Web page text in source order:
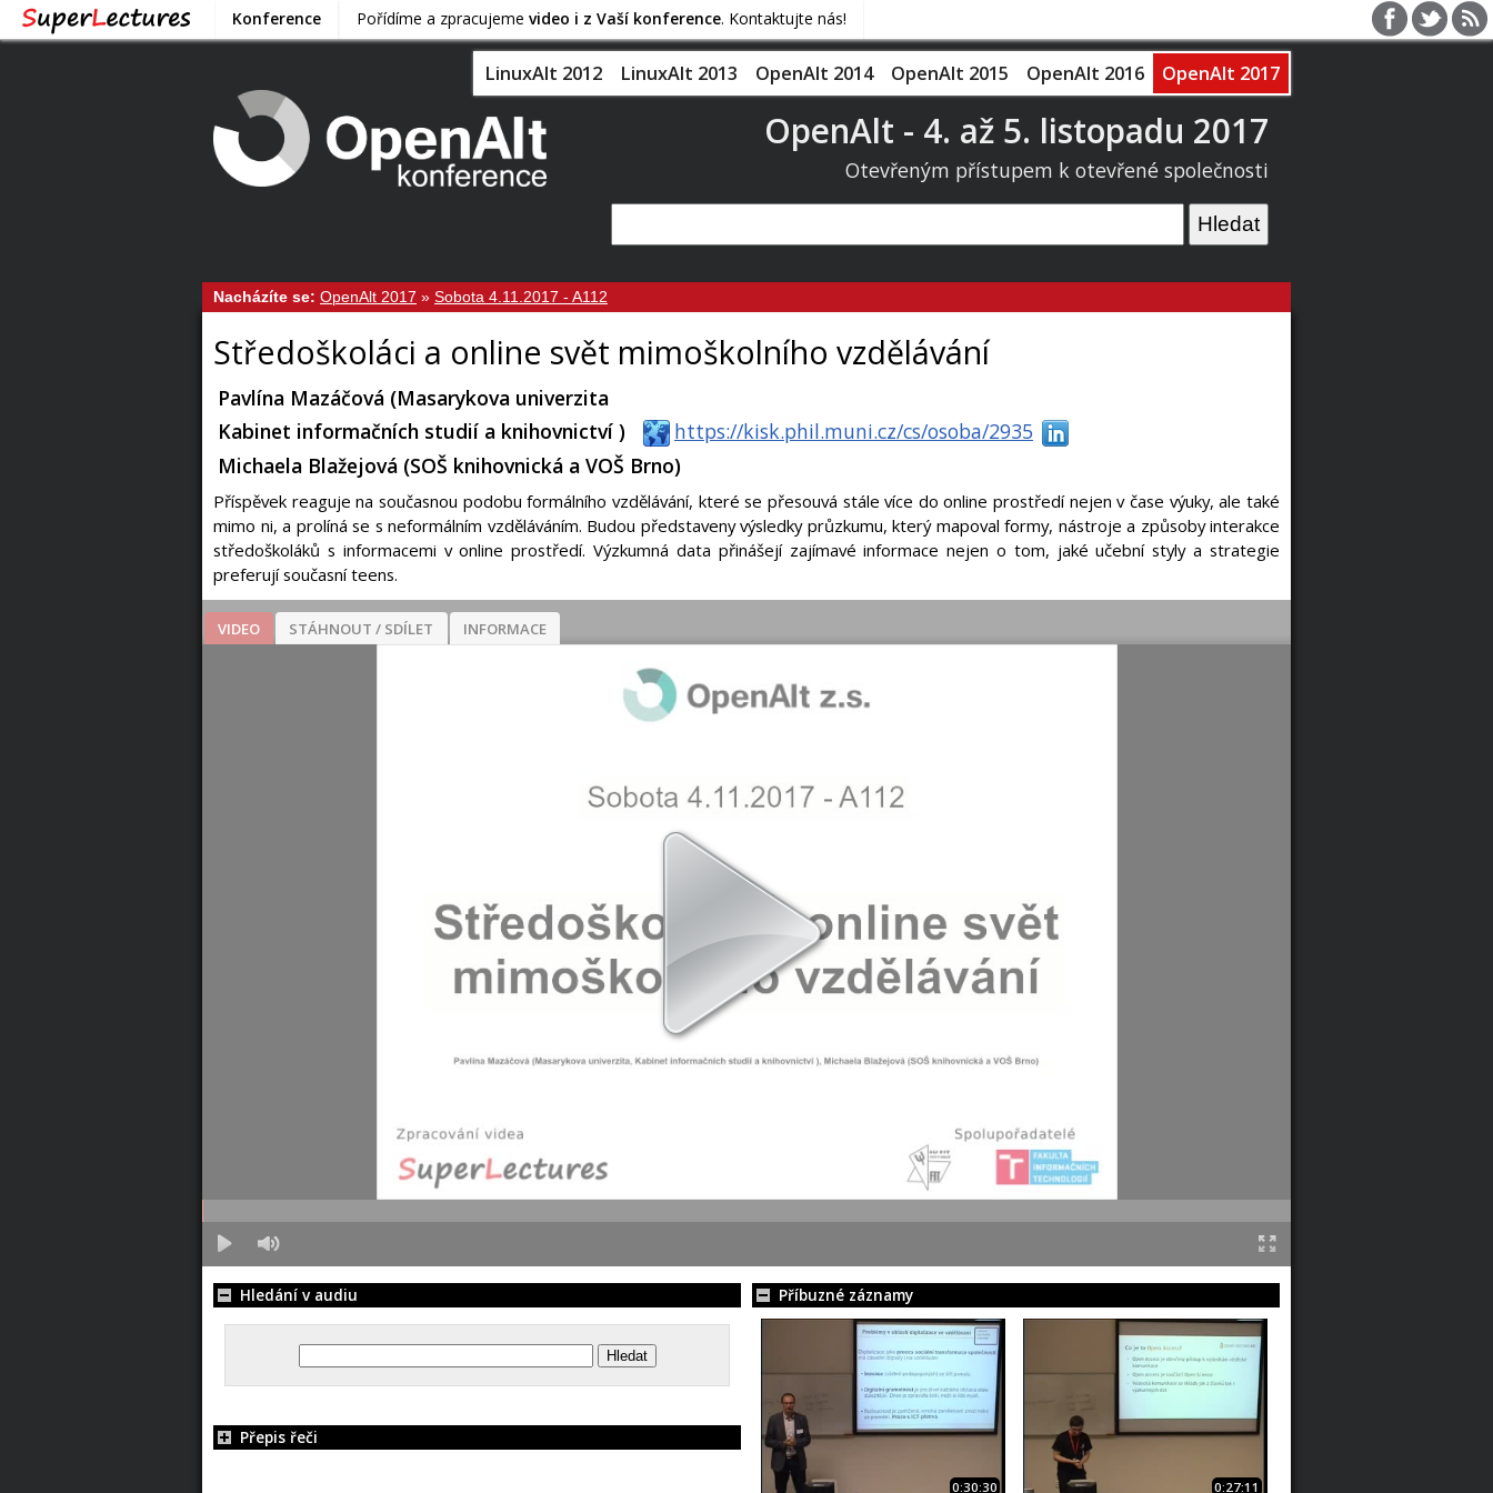
Konference Pořídíme a zpracujeme video i z Vaší konference. Kontaktujte nás!
LinuxAlt 2012 LinuxAlt 2013 OpenAlt 2014 OpenAlt 2015 OpenAlt 2016 OpenAlt 2017
OpenAlt - 4. až 5. listopadu 2017
Otevřeným přístupem k otevřené společnosti
Nacházíte se: OpenAlt 2017 » Sobota 4.11.2017 - A112
Středoškoláci a online svět mimoškolního vzdělávání
Pavlína Mazáčová (Masarykova univerzita
Kabinet informačních studií a knihovnictví )
https://kisk.phil.muni.cz/cs/osoba/2935
Michaela Blažejová (SOŠ knihovnická a VOŠ Brno)
Příspěvek reaguje na současnou podobu formálního vzdělávání, které se přesouvá stále více do online prostředí nejen v čase výuky, ale také
mimo ni, a prolíná se s neformálním vzděláváním. Budou představeny výsledky průzkumu, který mapoval formy, nástroje a způsoby interakce
středoškoláků s informacemi v online prostředí. Výzkumná data přinášejí zajímavé informace nejen o tom, jaké učební styly a strategie
preferují současní teens.
VIDEO STÁHNOUT / SDÍLET INFORMACE
Hledání v audiu
Přepis řeči
Příbuzné záznamy
0:30:30 0:27:11